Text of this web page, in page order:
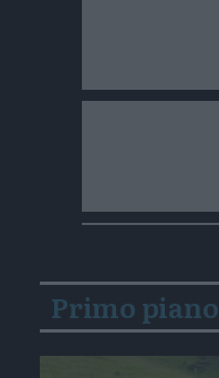
Primo piano